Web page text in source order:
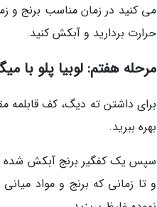
می کنید در زمان مناسب برنج و
حرارت بردارید و آبکش کنید.
مرحله هفتم: لوبیا پلو با
برای داشتن ته دیگ، کف قابلمه
بهره ببرید.
سپس یک کفگیر برنج آبکش شده را